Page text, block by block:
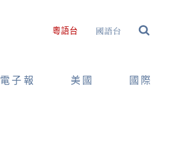
粵語台 國語台
電子報 美國 國際